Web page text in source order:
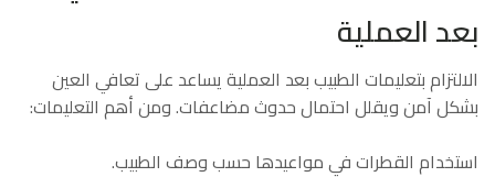
بعد العملية
الالتزام بتعليمات الطبيب بعد العملية يساعد على تعافي العين
بشكل آمن ويقلل احتمال حدوث مضاعفات. ومن أهم التعليمات:
استخدام القطرات في مواعيدها حسب وصف الطبيب.